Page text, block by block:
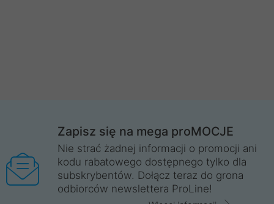
Zapisz się na mega proMOCJE
Nie strać żadnej informacji o promocji ani
kodu rabatowego dostępnego tylko dla
subskrybentów. Dołącz teraz do grona
odbiorców newslettera ProLine!